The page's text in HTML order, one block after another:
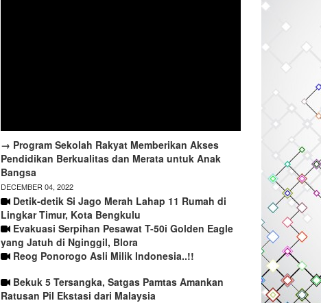
→ Program Sekolah Rakyat Memberikan Akses
Pendidikan Berkualitas dan Merata untuk Anak
Bangsa
DECEMBER 04, 2022
Detik-detik Si Jago Merah Lahap 11 Rumah di
Lingkar Timur, Kota Bengkulu
Evakuasi Serpihan Pesawat T-50i Golden Eagle
yang Jatuh di Nginggil, Blora
Reog Ponorogo Asli Milik Indonesia..!!
Bekuk 5 Tersangka, Satgas Pamtas Amankan
Ratusan Pil Ekstasi dari Malaysia